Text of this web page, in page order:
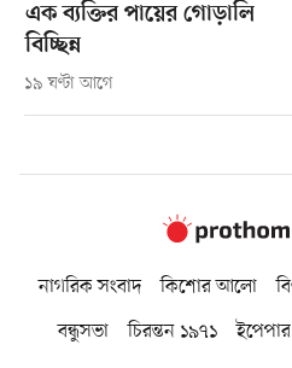
এক ব্যক্তির পায়ের গোড়ালি
বিচ্ছিন্ন
১৯ ঘণ্টা আগে
নাগরিক সংবাদ কিশোর আলো
বন্ধুসভা
চিরন্তন ১৯৭১ ইপেপার